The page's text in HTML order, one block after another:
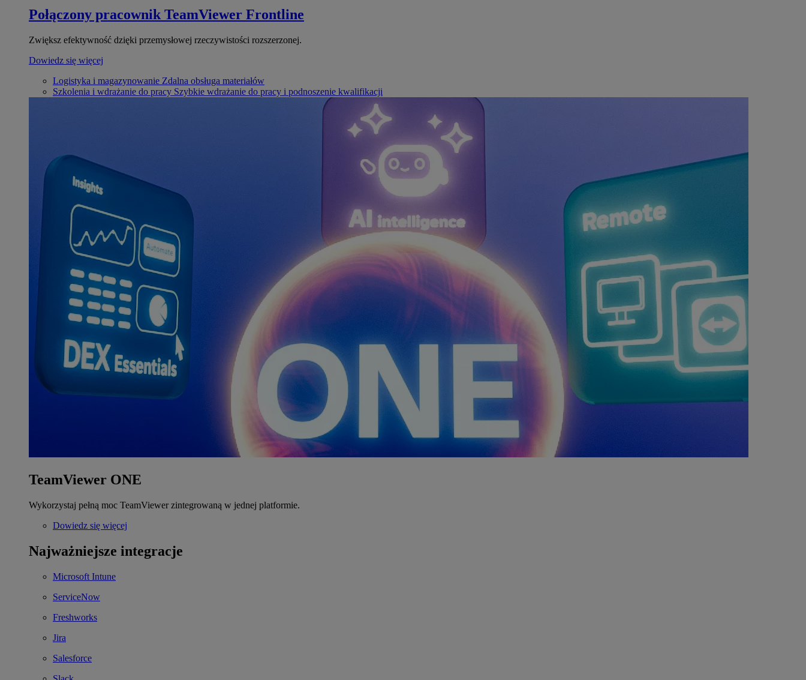
Połączony pracownik TeamViewer Frontline
Zwiększ efektywność dzięki przemysłowej rzeczywistości rozszerzonej.
Dowiedz się więcej
Logistyka i magazynowanie Zdalna obsługa materiałów
Szkolenia i wdrażanie do pracy Szybkie wdrażanie do pracy i podnoszenie kwalifikacji
TeamViewer ONE
Wykorzystaj pełną moc TeamViewer zintegrowaną w jednej platformie.
Dowiedz się więcej
Najważniejsze integracje
Microsoft Intune
ServiceNow
Freshworks
Jira
Salesforce